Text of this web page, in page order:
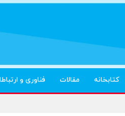
کتابخانه مقالات فناوری و